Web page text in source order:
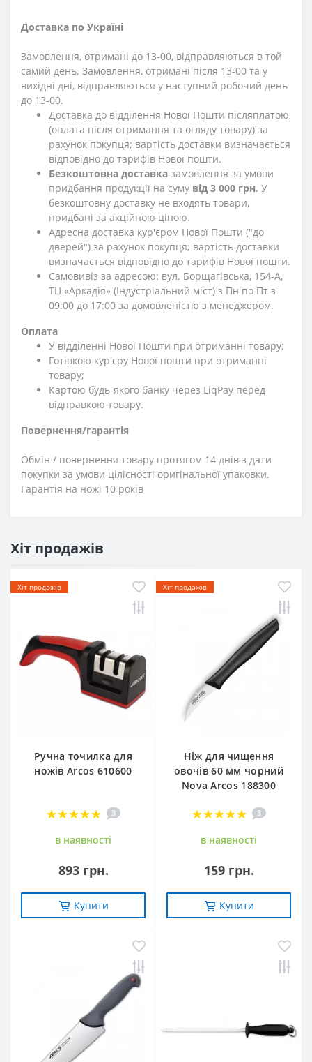
Доставка по Україні
Замовлення, отримані до 13-00, відправляються в той
самий день. Замовлення, отримані після 13-00 та у
вихідні дні, відправляються у наступний робочий день
до 13-00.
Доставка до відділення Нової Пошти післяплатою
(оплата після отримання та огляду товару) за
рахунок покупця; вартість доставки визначається
відповідно до тарифів Нової пошти.
Безкоштовна доставка замовлення за умови
придбання продукції на суму від 3 000 грн. У
безкоштовну доставку не входять товари,
придбані за акційною ціною.
Адресна доставка кур'єром Нової Пошти ("до
дверей") за рахунок покупця; вартість доставки
визначається відповідно до тарифів Нової пошти.
Самовивіз за адресою: вул. Борщагівська, 154-А,
ТЦ «Аркадія» (Індустріальний міст) з Пн по Пт з
09:00 до 17:00 за домовленістю з менеджером.
Оплата
У відділенні Нової Пошти при отриманні товару;
Готівкою кур'єру Нової пошти при отриманні
товару;
Картою будь-якого банку через LiqPay перед
відправкою товару.
Повернення/гарантія
Обмін / повернення товару протягом 14 днів з дати
покупки за умови цілісності оригінальної упаковки.
Гарантія на ножі 10 років
Хіт продажів
Хіт продажів
Ручна точилка для
ножів Arcos 610600
3
в наявностi
893 грн.
Купити
Хіт продажів
Ніж для чищення
овочів 60 мм чорний
Nova Arcos 188300
3
в наявностi
159 грн.
Купити